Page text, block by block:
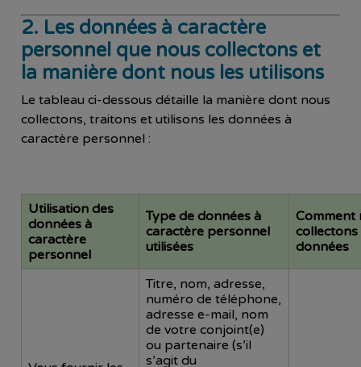
2. Les données à caractère
personnel que nous collectons et
la manière dont nous les utilisons
Le tableau ci-dessous détaille la manière dont nous
collectons, traitons et utilisons les données à
caractère personnel :
Utilisation des
données à
caractère
personnel
Type de données à
caractère personnel
utilisées
Comment
collectons
données
Titre, nom, adresse,
numéro de téléphone,
adresse e-mail, nom
de votre conjoint(e)
ou partenaire (s’il
s’agit du